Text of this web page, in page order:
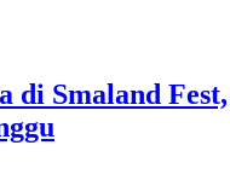
di Smaland Fest,